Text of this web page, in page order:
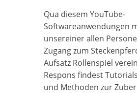
Qua diesem YouTube-
Softwareanwendungen
unsereiner allen
Zugang zum
Aufsatz Rollenspiel
Respons findest
und Methoden zur